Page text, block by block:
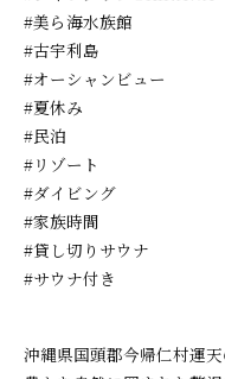
#美ら海水族館
#古宇利島
#オーシャンビュー
#夏休み
#民泊
#リゾート
#ダイビング
#家族時間
#貸し切りサウナ
#サウナ付き
沖縄県国頭郡今帰仁村運